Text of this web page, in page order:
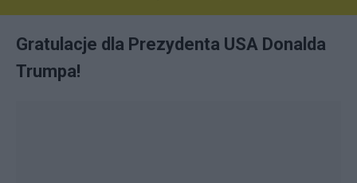
Gratulacje dla Prezydenta USA Donalda
Trumpa!